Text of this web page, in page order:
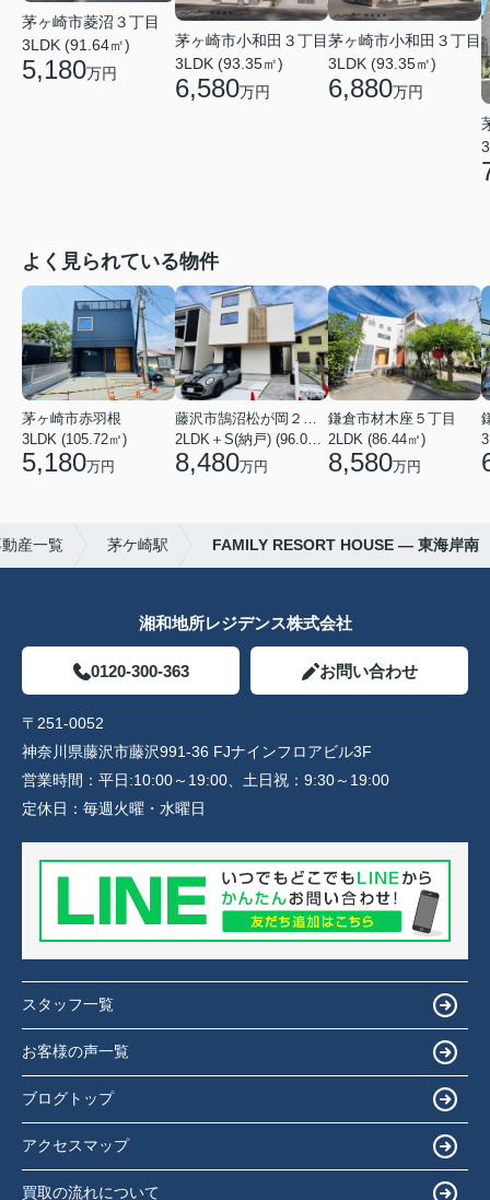
茅ヶ崎市菱沼３丁目
3LDK (91.64㎡)
5,180万円
茅ヶ崎市小和田３丁目
3LDK (93.35㎡)
6,580万円
茅ヶ崎市小和田３丁目
3LDK (93.35㎡)
6,880万円
よく見られている物件
茅ヶ崎市赤羽根
3LDK (105.72㎡)
5,180万円 8,480万円
鎌倉市材木座５丁目
2LDK (86.44㎡)
8,580万円
産一覧 茅ケ崎駅 FAMILY RESORT HOUSE — 東海岸南
湘和地所レジデンス株式会社
0120-300-363 お問い合わせ
〒251-0052
神奈川県藤沢市藤沢991-36 FJナインフロアビル3F
営業時間： 平日:10:00～19:00、土日祝：9:30～19:00
定休日： 毎週火曜・水曜日
スタッフ一覧
お客様の声一覧
ブログトップ
アクセスマップ
買取の流れについて